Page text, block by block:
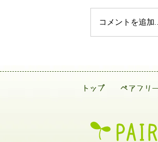
コメントを追加…
トップ ペアフリ